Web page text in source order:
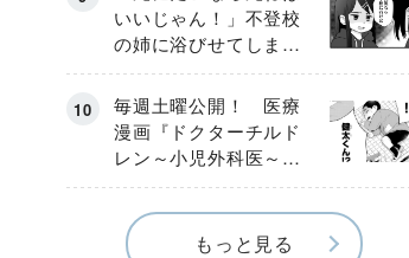
いいじゃん！」不登校
の姉に浴びせてしまっ
た言葉【番外編・後
編】
毎週土曜公開！ 医療
漫画『ドクターチルド
レン～小児外科医～』
【Episode.４】
もっと見る